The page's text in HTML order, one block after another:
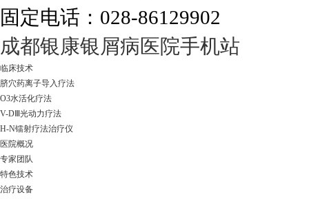
走进成都：满足您的治愈需求
固定电话：028-86129902
成都银康银屑病医院手机站
临床技术
脐穴药离子导入疗法
O3水活化疗法
V-DⅢ光动力疗法
H-N镭射疗法治疗仪
医院概况
专家团队
特色技术
治疗设备